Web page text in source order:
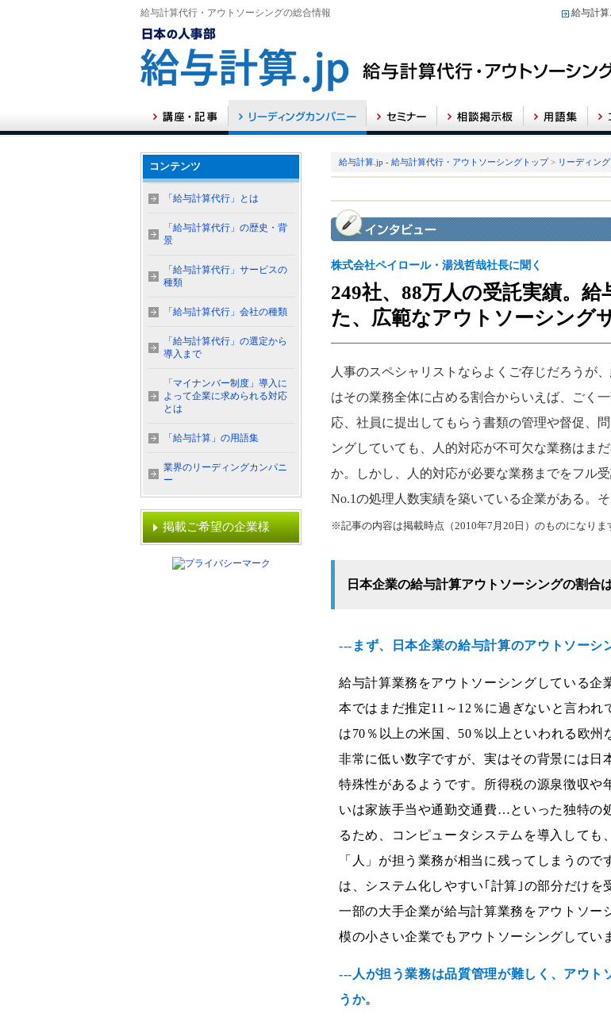
給与計算代行・アウトソーシングの総合情報 給与計算
給与計算.jp - 給与計算代行・アウトソーシングトップ> リーディン
株式会社ペイロール・湯浅哲哉社長に聞く
249社、88万人の受託実績。
た、広範なアウトソーシング
人事のスペシャリストならよくご存じだろうが
はその業務全体に占める割合からいえば、ごく
応、社員に提出してもらう書類の管理や督促、
ングしていても、人的対応が不可欠な業務はま
か。しかし、人的対応が必要な業務までをフル
No.1の処理人数実績を築いている企業がある。
※記事の内容は掲載時点（2010年7月20日）のものになりま
日本企業の給与計算アウトソーシングの割合
---まず、日本企業の給与計算のアウトソーシ
給与計算業務をアウトソーシングしている企
本ではまだ推定11～12％に過ぎないと言われ
は70％以上の米国、50％以上といわれる欧州
非常に低い数字ですが、実はその背景には日
特殊性があるようです。所得税の源泉徴収や
いは家族手当や通勤交通費…といった独特の
るため、コンピュータシステムを導入しても
「人」が担う業務が相当に残ってしまうの
は、システム化しやすい｢計算｣の部分だけ
一部の大手企業が給与計算業務をアウトソー
模の小さい企業でもアウトソーシングしてい
---人が担う業務は品質管理が難しく、アウト
うか。
コンテンツ
「給与計算代行」とは
「給与計算代行」の歴史・背
景
「給与計算代行」サービスの
種類
「給与計算代行」会社の種類
「給与計算代行」の選定から
導入まで
「マイナンバー制度」導入に
よって企業に求められる対応
とは
「給与計算」の用語集
業界のリーディングカンパニ
ー
掲載ご希望の企業様